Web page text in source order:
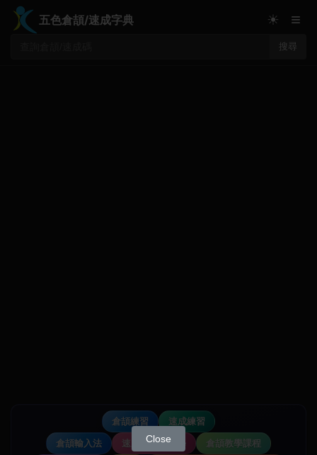
五色倉頡/速成字典
搜尋
☀ ≡
倉頡練習
速成練習
倉頡輸入法
速成輸入法教學
倉頡教學課程
Close